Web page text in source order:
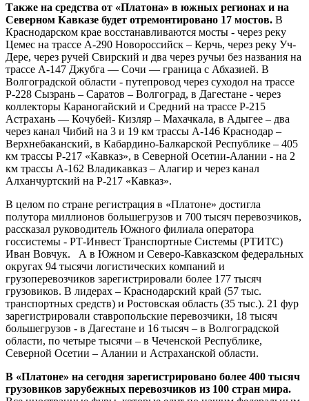
Также на средства от «Платона» в южных регионах и на
Северном Кавказе будет отремонтировано 17 мостов. В
Краснодарском крае восстанавливаются мосты - через реку
Цемес на трассе А-290 Новороссийск – Керчь, через реку Уч-
Дере, через ручей Свирский и два через ручьи без названия на
трассе А-147 Джубга — Сочи — граница с Абхазией. В
Волгоградской области - путепровод через суходол на трассе
Р-228 Сызрань – Саратов – Волгоград, в Дагестане - через
коллекторы Караногайский и Средний на трассе Р-215
Астрахань — Кочубей- Кизляр – Махачкала, в Адыгее – два
через канал Чибий на 3 и 19 км трассы А-146 Краснодар –
Верхнебаканский, в Кабардино-Балкарской Республике – 405
км трассы Р-217 «Кавказ», в Северной Осетии-Алании - на 2
км трассы А-162 Владикавказ – Алагир и через канал
Алханчуртский на Р-217 «Кавказ».
В целом по стране регистрация в «Платоне» достигла
полутора миллионов большегрузов и 700 тысяч перевозчиков,
рассказал руководитель Южного филиала оператора
госсистемы - РТ-Инвест Транспортные Системы (РТИТС)
Иван Вовчук. А в Южном и Северо-Кавказском федеральных
округах 94 тысячи логистических компаний и
грузоперевозчиков зарегистрировали более 177 тысяч
грузовиков. В лидерах – Краснодарский край (57 тыс.
транспортных средств) и Ростовская область (35 тыс.). 21 фур
зарегистрировали ставропольские перевозчики, 18 тысяч
большегрузов - в Дагестане и 16 тысяч – в Волгоградской
области, по четыре тысячи – в Чеченской Республике,
Северной Осетии – Алании и Астраханской области.
В «Платоне» на сегодня зарегистрировано более 400 тысяч
грузовиков зарубежных перевозчиков из 100 стран мира.